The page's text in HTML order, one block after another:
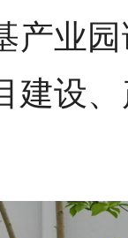
产业
建设、